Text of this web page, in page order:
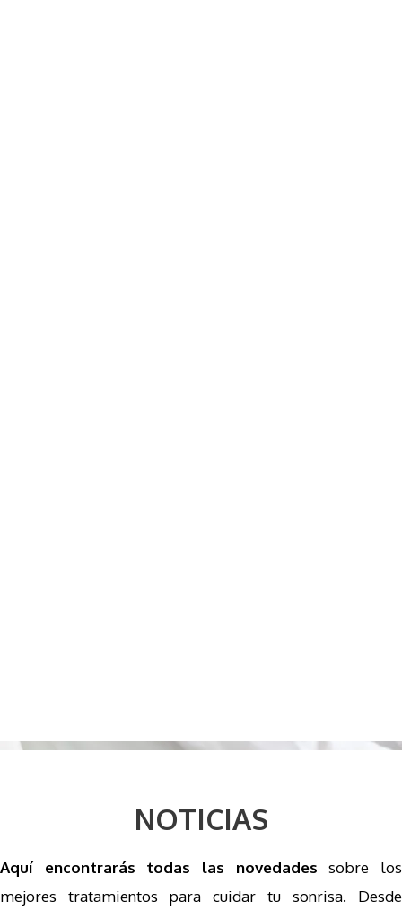
NOTICIAS
Aquí encontrarás todas las novedades sobre los
mejores tratamientos para cuidar tu sonrisa. Desde